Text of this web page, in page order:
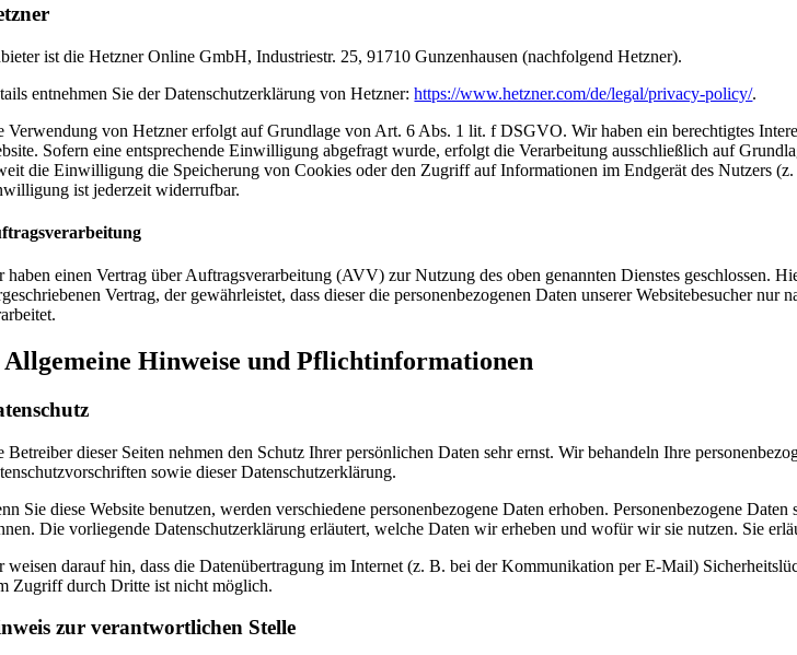
ist die Hetzner Online GmbH, Industriestr. 25, 91710 Gunzenhausen (nachfolgend Hetzner).
entnehmen Sie der Datenschutzerklärung von Hetzner:https://www.hetzner.com/de/legal/privacy-policy/.
Verwendung von Hetzner erfolgt auf Grundlage von Art. 6 Abs. 1 lit. f DSGVO. Wir haben ein berechtigtes
Sofern eine entsprechende Einwilligung abgefragt wurde, erfolgt die Verarbeitung ausschließlich auf
die Einwilligung die Speicherung von Cookies oder den Zugriff auf Informationen im Endgerät des Nutzers
ist jederzeit widerrufbar.
haben einen Vertrag über Auftragsverarbeitung (AVV) zur Nutzung des oben genannten Dienstes geschlossen.
Vertrag, der gewährleistet, dass dieser die personenbezogenen Daten unserer Websitebesucher
Allgemeine Hinweise und Pflicht­informationen
Betreiber dieser Seiten nehmen den Schutz Ihrer persönlichen Daten sehr ernst. Wir behandeln Ihre
sowie dieser Datenschutzerklärung.
Sie diese Website benutzen, werden verschiedene personenbezogene Daten erhoben. Personenbezogene
Die vorliegende Datenschutzerklärung erläutert, welche Daten wir erheben und wofür wir sie nutzen. Sie
weisen darauf hin, dass die Datenübertragung im Internet (z. B. bei der Kommunikation per E-Mail)
Zugriff durch Dritte ist nicht möglich.
zur verantwortlichen Stelle